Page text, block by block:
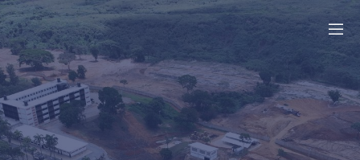
Saltar
al
contenido